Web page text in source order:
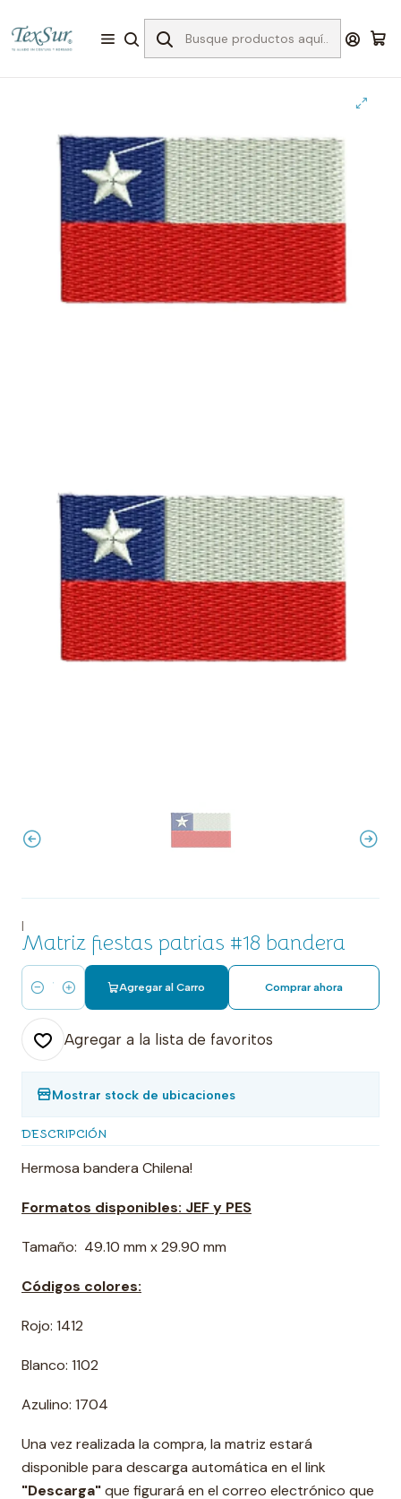
Bordado Matrices
Fiestas Patrias
Matriz fiestas patrias #18 bandera
|
Matriz fiestas patrias #18 bandera
Cantidad
Agregar al Carro Comprar ahora
Agregar a la lista de favoritos
Mostrar stock de ubicaciones
DESCRIPCIÓN
Hermosa bandera Chilena!
Formatos disponibles: JEF y PES
Tamaño: 49.10 mm x 29.90 mm
Códigos colores:
Rojo: 1412
Blanco: 1102
Azulino: 1704
Una vez realizada la compra, la matriz estará
disponible para descarga automática en el link
"Descarga"que figurará en el correo electrónico que